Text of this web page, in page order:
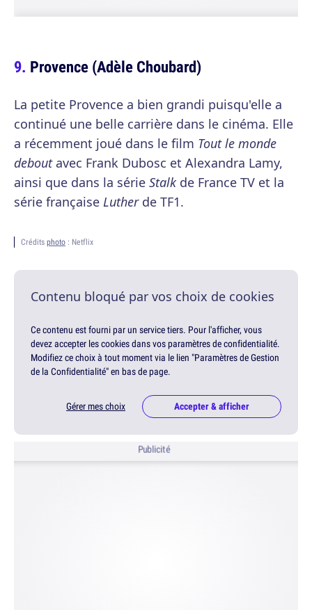
Provence (Adèle Choubard)
La petite Provence a bien grandi puisqu'elle a
continué une belle carrière dans le cinéma. Elle
a récemment joué dans le film Tout le monde
deboutavec Frank Dubosc et Alexandra Lamy,
ainsi que dans la série Stalk de France TV et la
série française Lutherde TF1.
Crédits photo : Netflix
Contenu bloqué par vos choix de cookies
Ce contenu est fourni par un service tiers. Pour l'afficher, vous
devez accepter les cookies dans vos paramètres de confidentialité.
Modifiez ce choix à tout moment via le lien "Paramètres de Gestion
de la Confidentialité" en bas de page.
Gérer mes choix Accepter & afficher
Publicité